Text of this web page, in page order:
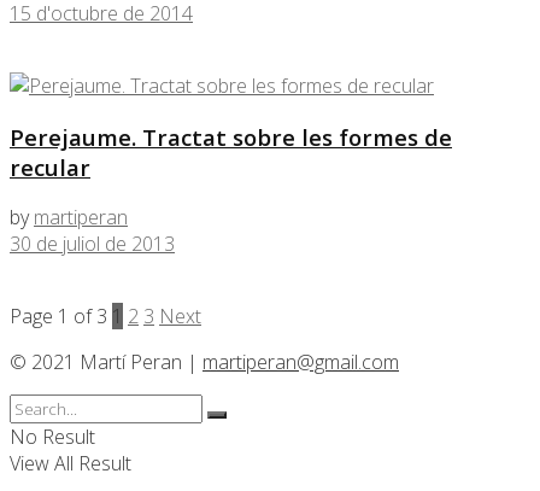
15 d'octubre de 2014
Perejaume. Tractat sobre les formes de
recular
by martiperan
30 de juliol de 2013
Page 1 of 3 1 2 3 Next
© 2021 Martí Peran | martiperan@gmail.com
No Result
View All Result